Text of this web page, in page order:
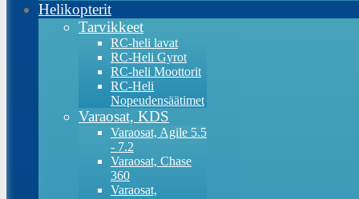
Helikopterit
Tarvikkeet
RC-heli lavat
RC-Heli Gyrot
RC-heli Moottorit
RC-Heli
Nopeudensäätimet
Varaosat, KDS
Varaosat, Agile 5.5
- 7.2
Varaosat, Chase
360
Varaosat,